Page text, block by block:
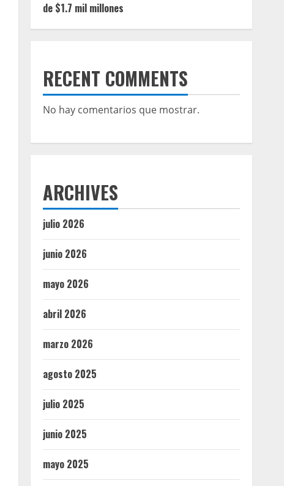
de $1.7 mil millones
RECENT COMMENTS
No hay comentarios que mostrar.
ARCHIVES
julio 2026
junio 2026
mayo 2026
abril 2026
marzo 2026
agosto 2025
julio 2025
junio 2025
mayo 2025